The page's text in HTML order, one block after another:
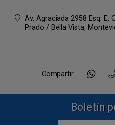
Av. Agraciada 2958 Esq. E.
Prado / Bella Vista,
Compartir
Boletín